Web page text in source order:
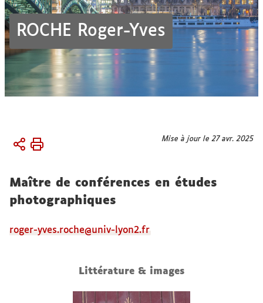
ROCHE Roger-Yves
Vous
Accueil
Chercheur.es
titulaires
Mise à jour le 27 avr. 2025
Maître de conférences en études
photographiques
roger-yves.roche@univ-lyon2.fr
Littérature & images